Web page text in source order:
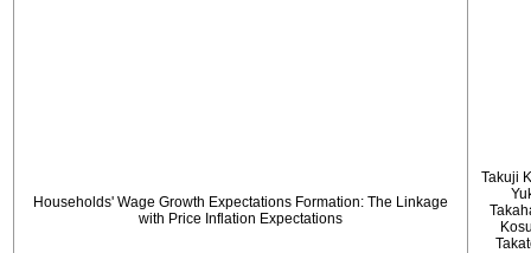
Households' Wage Growth Expectations Formation: The Linkage
with Price Inflation Expectations
Takuji